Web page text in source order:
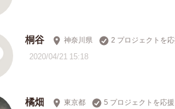
桐谷 神奈川県 2 プロジェクトを
2020/04/21 15:18
橘畑 東京都 5 プロジェクトを応援